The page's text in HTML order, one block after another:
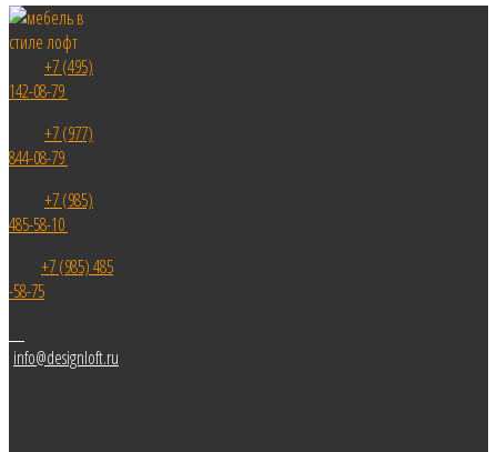
+7 (495)
142-08-79
+7 (977)
844-08-79
+7 (985)
485-58-10
+7 (985) 485
-58-75
info@designloft.ru